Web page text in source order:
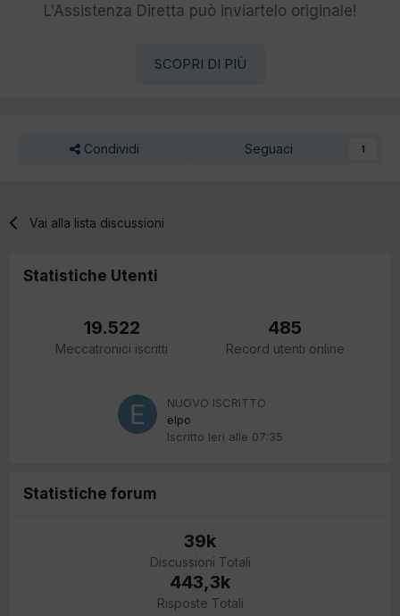
L'Assistenza Diretta può inviartelo originale!
SCOPRI DI PIÙ
Condividi Seguaci 1
Vai alla lista discussioni
Statistiche Utenti
19.522
Meccatronici iscritti
485
Record utenti online
NUOVO ISCRITTO
elpo
Iscritto Ieri alle 07:35
Statistiche forum
39k
Discussioni Totali
443,3k
Risposte Totali